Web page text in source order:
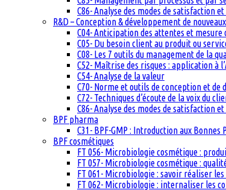
C86- Analyse des modes de satisfaction
R&D – Conception & développement de
C04- Anticipation des attentes et
C05- Du besoin client au produit ou
C08- Les 7 outils du management de la
C52- Maîtrise des risques : application à
C54- Analyse de la valeur
C70- Norme et outils de conception et de
C72- Techniques d’écoute de la voix du
C86- Analyse des modes de satisfaction
BPF pharma
C31- BPF-GMP : Introduction aux
BPF cosmétiques
FT 056- Microbiologie cosmétique :
FT 057- Microbiologie cosmétique :
FT 061- Microbiologie : savoir réaliser les
FT 062- Microbiologie : internaliser les